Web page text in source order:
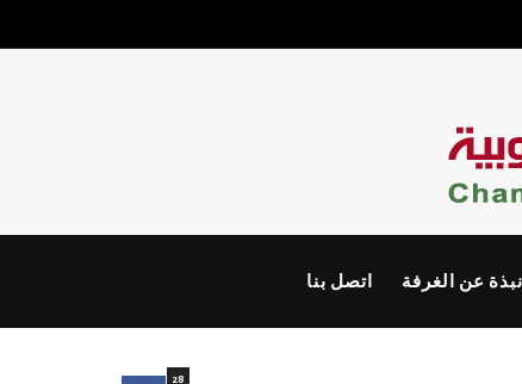
نبذة عن الغرفة اتصل بنا
28